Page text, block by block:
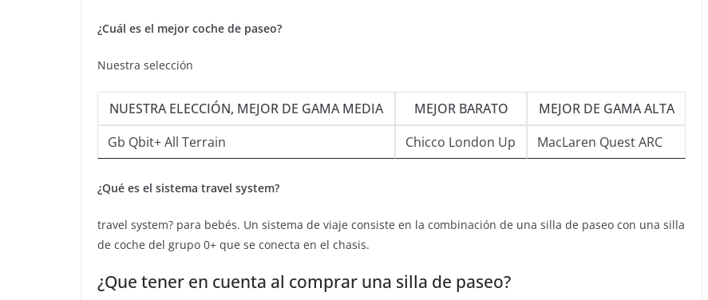
¿Cuál es el mejor coche de paseo?
Nuestra selección
NUESTRA ELECCIÓN, MEJOR DE GAMA MEDIA MEJOR BARATO
MEJOR DE GAMA ALTA
Gb Qbit+ All Terrain
Chicco London Up MacLaren Quest ARC
¿Qué es el sistema travel system?
travel system? para bebés. Un sistema de viaje consiste en la combinación de una silla de paseo con una silla
de coche del grupo 0+ que se conecta en el chasis.
¿Que tener en cuenta al comprar una silla de paseo?